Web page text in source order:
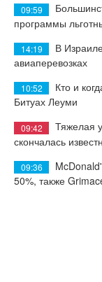
09:59
программы
14:19
В
авиаперевозках
10:52
Кто и
Битуах Леуми
09:42
Тяжелая
скончалась
09:36
50%, также